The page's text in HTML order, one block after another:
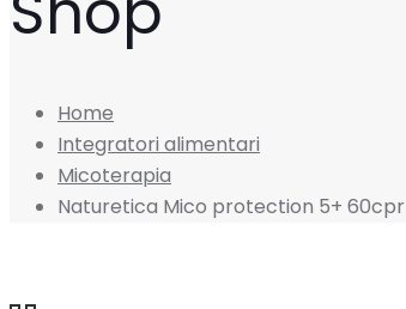
Home
Integratori alimentari
Micoterapia
Naturetica Mico protection 5+ 60cpr